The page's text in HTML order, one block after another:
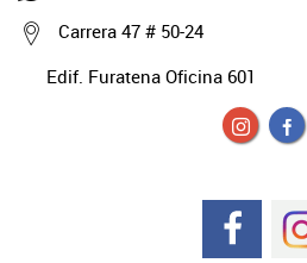
Carrera 47 # 50-24
Edif. Furatena Oficina 601